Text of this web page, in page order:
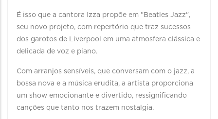
É isso que a cantora Izza propõe em "Beatles Jazz",
seu novo projeto, com repertório que traz sucessos
dos garotos de Liverpool em uma atmosfera clássica e
delicada de voz e piano.
Com arranjos sensíveis, que conversam com o jazz, a
bossa nova e a música erudita, a artista proporciona
um show emocionante e divertido, ressignificando
canções que tanto nos trazem nostalgia.